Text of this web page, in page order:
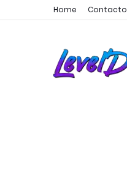
Home Contacto